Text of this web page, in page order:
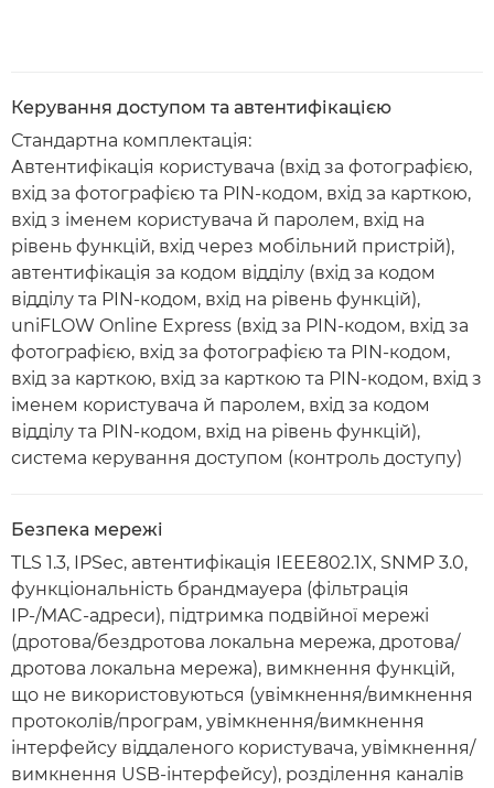
Керування доступом та автентифікацією
Стандартна комплектація:
Автентифікація користувача (вхід за фотографією,
вхід за фотографією та PIN-кодом, вхід за карткою,
вхід з іменем користувача й паролем, вхід на
рівень функцій, вхід через мобільний пристрій),
автентифікація за кодом відділу (вхід за кодом
відділу та PIN-кодом, вхід на рівень функцій),
uniFLOW Online Express (вхід за PIN-кодом, вхід за
фотографією, вхід за фотографією та PIN-кодом,
вхід за карткою, вхід за карткою та PIN-кодом, вхід з
іменем користувача й паролем, вхід за кодом
відділу та PIN-кодом, вхід на рівень функцій),
система керування доступом (контроль доступу)
Безпека мережі
TLS 1.3, IPSec, автентифікація IEEE802.1X, SNMP 3.0,
функціональність брандмауера (фільтрація
IP-/MAC-адреси), підтримка подвійної мережі
(дротова/бездротова локальна мережа, дротова/
дротова локальна мережа), вимкнення функцій,
що не використовуються (увімкнення/вимкнення
протоколів/програм, увімкнення/вимкнення
інтерфейсу віддаленого користувача, увімкнення/
вимкнення USB-інтерфейсу), розділення каналів